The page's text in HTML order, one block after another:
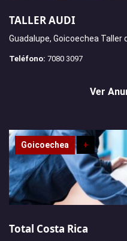
TALLER AUDI
Guadalupe, Goicoechea Taller
Teléfono: 7080 3097
Ver
Goicoechea +
Total Costa Rica